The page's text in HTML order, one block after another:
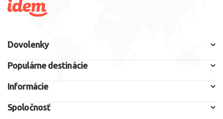
Dovolenky
Populárne destinácie
Informácie
Spoločnosť